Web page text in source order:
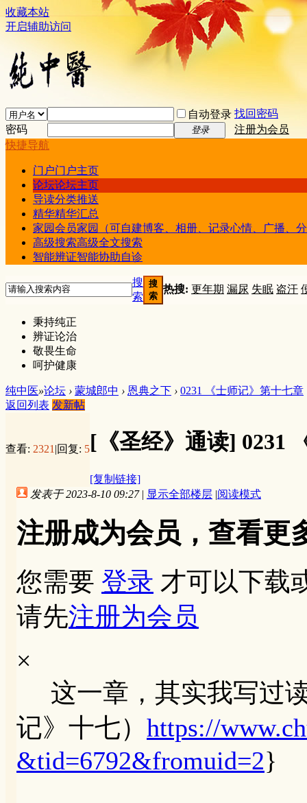
收藏本站
开启辅助访问
自动登录 找回密码
密码
登录
注册为会员
快捷导航
门户门户主页
论坛论坛主页
导读分类推送
精华精华汇总
家园会员家园（可自建博客、相册、记录心情、广播、
高级搜索高级全文搜索
智能辨证智能协助自诊
搜
索
搜
索
热搜: 更年期 漏尿 失眠 盗汗
秉持纯正
辨证论治
敬畏生命
呵护健康
纯中医»论坛 › 蒙城郎中 › 恩典之下 › 0231 《士师记》第十七章
返回列表 发新帖
查看: 2321 |回复: 5[《圣经》通读] 0231
[复制链接]
发表于 2023-8-10 09:27 | 显示全部楼层 |阅读模式
注册成为会员，查看更
您需要 登录 才可以下载
请先注册为会员
×
这一章，其实我写过
记》十七） https://
&tid=6792&fromuid=2}